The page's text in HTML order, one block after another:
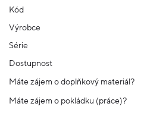
Kód
Výrobce
Série
Dostupnost
Máte zájem o doplňkový materiál?
Máte zájem o pokládku (práce)?